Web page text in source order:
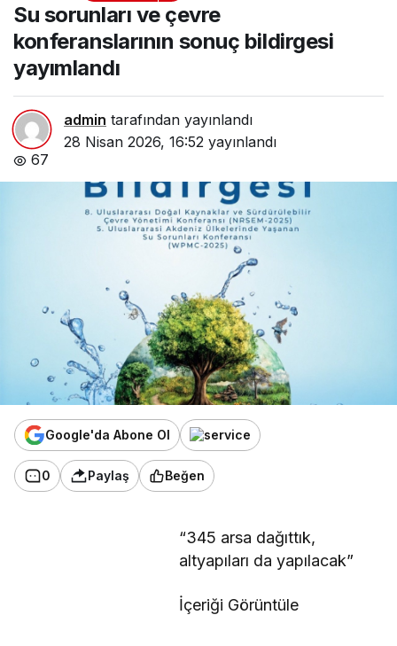
bildirgesi yayımlandı
Su sorunları ve çevre
konferanslarının sonuç bildirgesi
yayımlandı
admin tarafından yayınlandı
28 Nisan 2026, 16:52 yayınlandı
67
Google'da Abone Ol
0 Paylaş Beğen
“345 arsa dağıttık,
altyapıları da yapılacak”
İçeriği Görüntüle